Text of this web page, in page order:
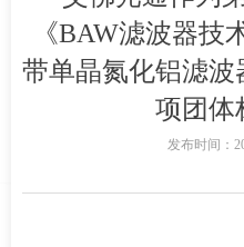
《BAW滤波器技
带单晶氮化铝滤
项团体
发布时间：